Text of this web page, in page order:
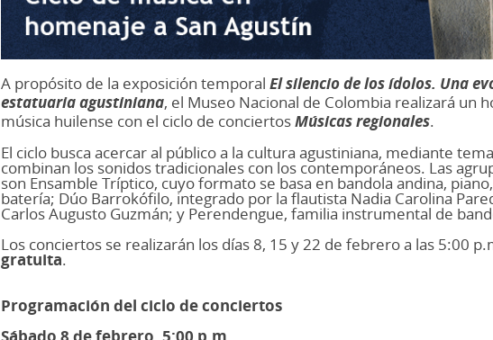
A propósito de la exposición temporal El silencio de los ídolos. Una
estatuaria agustiniana, el Museo Nacional de Colombia realizará un
música huilense con el ciclo de conciertosMúsicas regionales.
El ciclo busca acercar al público a la cultura agustiniana, mediante
combinan los sonidos tradicionales con los contemporáneos. Las
son Ensamble Tríptico, cuyo formato se basa en bandola andina,
batería; Dúo Barrokófilo, integrado por la flautista Nadia Carolina
Carlos Augusto Guzmán; y Perendengue, familia instrumental de
Los conciertos se realizarán los días 8, 15 y 22 de febrero a las 5:00
gratuita.
Programación del ciclo de conciertos